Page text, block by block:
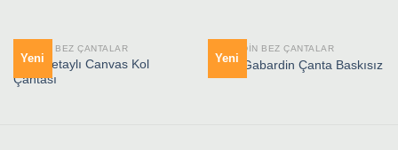
Yeni
CANVAS BEZ ÇANTALAR
Şerit Detaylı Canvas Kol
Çantası
Yeni
GABARDIN BEZ ÇANTALAR
Siyah Gabardin Çanta Baskısız